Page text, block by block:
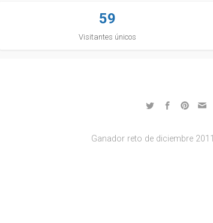
59
Visitantes únicos
Ganador reto de diciembre 2011